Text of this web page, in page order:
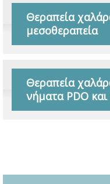
Θεραπεία
μεσοθεραπεία
Θεραπεία
νήματα PDO